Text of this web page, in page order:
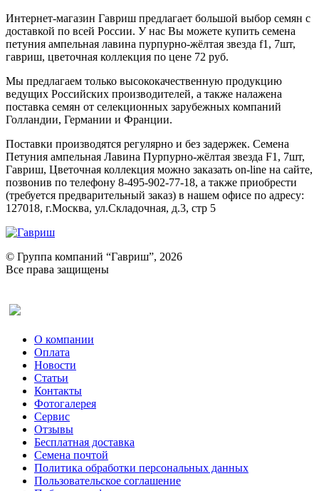
Интернет-магазин Гавриш предлагает большой выбор семян с
доставкой по всей России. У нас Вы можете купить семена
петуния ампельная лавина пурпурно-жёлтая звезда f1, 7шт,
гавриш, цветочная коллекция по цене 72 руб.
Мы предлагаем только высококачественную продукцию
ведущих Российских производителей, а также налажена
поставка семян от селекционных зарубежных компаний
Голландии, Германии и Франции.
Поставки производятся регулярно и без задержек. Семена
Петуния ампельная Лавина Пурпурно-жёлтая звезда F1, 7шт,
Гавриш, Цветочная коллекция можно заказать on-line на сайте,
позвонив по телефону 8-495-902-77-18, а также приобрести
(требуется предварительный заказ) в нашем офисе по адресу:
127018, г.Москва, ул.Складочная, д.3, стр 5
© Группа компаний “Гавриш”, 2026
Все права защищены
О компании
Оплата
Новости
Статьи
Контакты
Фотогалерея​
Сервис
Отзывы
Бесплатная доставка
Семена почтой
Политика обработки персональных данных
Пользовательское соглашение